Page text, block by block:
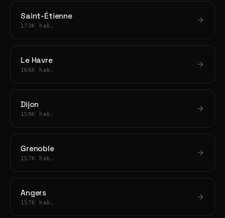
Saint-Étienne
173K hab.
Le Havre
166K hab.
Dijon
159K hab.
Grenoble
157K hab.
Angers
157K hab.